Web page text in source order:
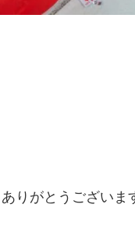
りがとうございま